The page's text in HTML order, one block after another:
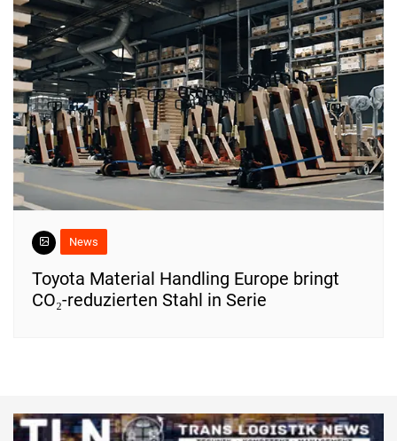
News
Toyota Material Handling Europe bringt
CO₂-reduzierten Stahl in Serie